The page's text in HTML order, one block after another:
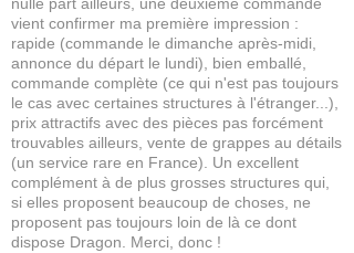
nulle part ailleurs, une deuxième commande
vient confirmer ma première impression :
rapide (commande le dimanche après-midi,
annonce du départ le lundi), bien emballé,
commande complète (ce qui n'est pas toujours
le cas avec certaines structures à l'étranger...),
prix attractifs avec des pièces pas forcément
trouvables ailleurs, vente de grappes au détails
(un service rare en France). Un excellent
complément à de plus grosses structures qui,
si elles proposent beaucoup de choses, ne
proposent pas toujours loin de là ce dont
dispose Dragon. Merci, donc !